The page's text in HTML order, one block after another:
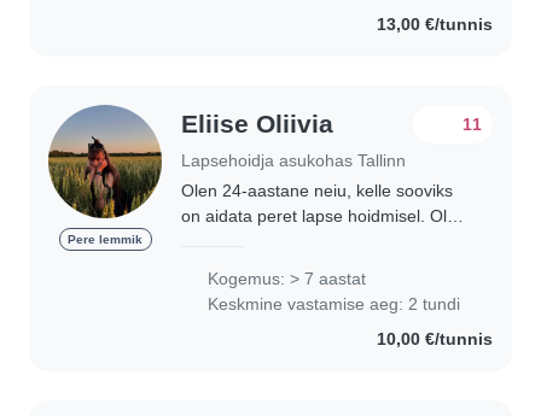
13,00 €/tunnis
Pere lemmik
Eliise Oliivia
Lapsehoidja asukohas Tallinn
11
Olen 24-aastane neiu, kelle sooviks
on aidata peret lapse hoidmisel. Olen
oma erialale omandasin TÜ
Kogemus: > 7 aastat
Keskmine vastamise aeg: 2 tundi
10,00 €/tunnis